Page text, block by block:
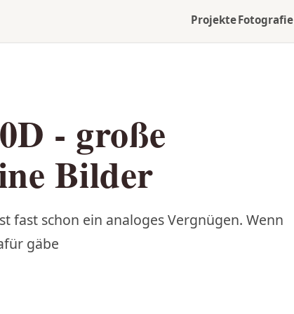
ProjekteFotografie
- große
Bilder
fast schon ein analoges Vergnügen. Wenn
gäbe